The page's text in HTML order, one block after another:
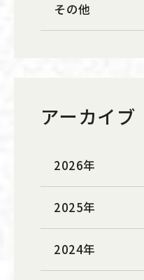
その他
アーカイブ
2026年
2025年
2024年